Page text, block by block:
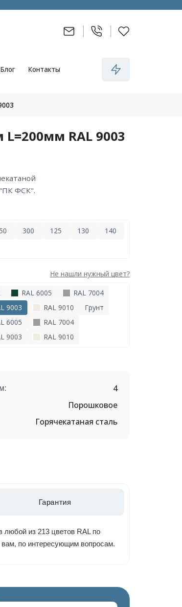
Блог Контакты
RAL 9003
ФСК".
300 125 130
140
Не нашли нужный цвет?
RAL 6005
RAL 7004
9003 RAL 9010
Грунт
6005
RAL 7004
9003 RAL 9010
4
Порошковое
Горячекатаная сталь
Гарантия
из 213 цветов RAL по
по интересующим вопросам.